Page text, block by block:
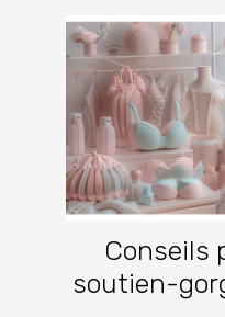
Conseils
soutien-